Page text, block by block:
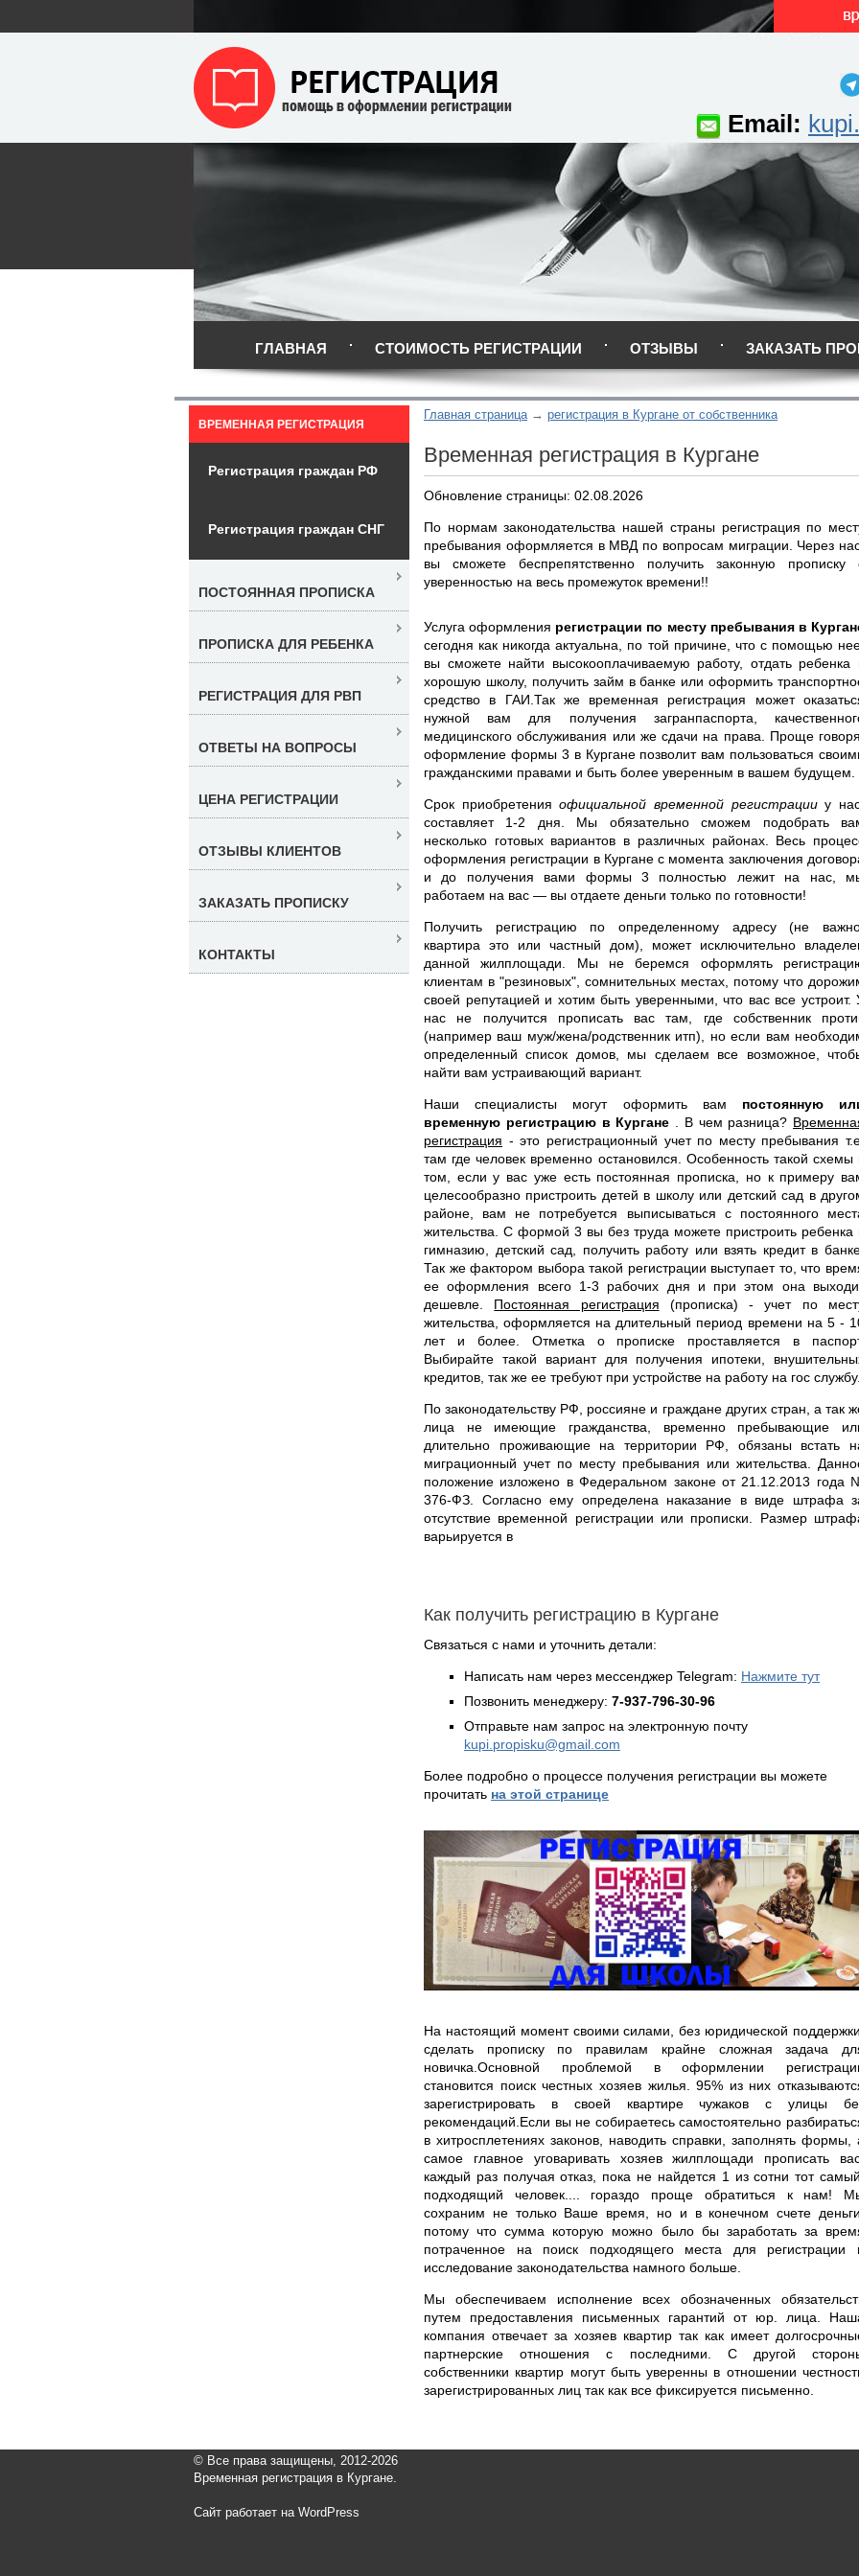
Email:
ГЛАВНАЯ СТОИМОСТЬ РЕГИСТРАЦИИ ОТЗЫВЫ ЗАКАЗАТЬ
Главная страница регистрация в Кургане от собственника
Временная регистрация в Кургане
Обновление страницы: 02.08.2026
По нормам законодательства нашей страны регистрация по
пребывания оформляется в МВД по вопросам миграции. Через
вы сможете беспрепятственно получить законную прописку
уверенностью на весь промежуток времени!!
Услуга оформления регистрации по месту пребывания в
сегодня как никогда актуальна, по той причине, что с помощью
вы сможете найти высокооплачиваемую работу, отдать ребенка
хорошую школу, получить займ в банке или оформить
средство в ГАИ.Так же временная регистрация может
нужной вам для получения загранпаспорта,
медицинского обслуживания или же сдачи на права. Проще говоря,
оформление формы 3 в Кургане позволит вам пользоваться
гражданскими правами и быть более уверенным в вашем будущем.
Срок приобретенияофициальной временной регистрацииу
составляет 1-2 дня. Мы обязательно сможем подобрать
несколько готовых вариантов в различных районах. Весь
оформления регистрации в Кургане с момента заключения
и до получения вами формы 3 полностью лежит на нас,
работаем на вас — вы отдаете деньги только по готовности!
Получить регистрацию по определенному адресу (не
квартира это или частный дом), может исключительно
данной жилплощади. Мы не беремся оформлять
клиентам в "резиновых", сомнительных местах, потому что
своей репутацией и хотим быть уверенными, что вас все устроит.
нас не получится прописать вас там, где собственник
(например ваш муж/жена/родственник итп), но если вам
определенный список домов, мы сделаем все возможное,
найти вам устраивающий вариант.
Наши специалисты могут оформить вам постоянную
временную регистрацию в Кургане
. В чем разница?
регистрация - это регистрационный учет по месту пребывания
там где человек временно остановился. Особенность такой схемы
том, если у вас уже есть постоянная прописка, но к примеру
целесообразно пристроить детей в школу или детский сад в
районе, вам не потребуется выписываться с постоянного
жительства. С формой 3 вы без труда можете пристроить ребенка
гимназию, детский сад, получить работу или взять кредит в
Так же фактором выбора такой регистрации выступает то, что
ее оформления всего 1-3 рабочих дня и при этом она
дешевле. Постоянная регистрация (прописка) - учет по
жительства, оформляется на длительный период времени на 5 -
лет и более. Отметка о прописке проставляется в
Выбирайте такой вариант для получения ипотеки,
кредитов, так же ее требуют при устройстве на работу на гос службу.
По законодательству РФ, россияне и граждане других стран, а так
лица не имеющие гражданства, временно пребывающие
длительно проживающие на территории РФ, обязаны встать
миграционный учет по месту пребывания или жительства.
положение изложено в Федеральном законе от 21.12.2013 года
376-ФЗ. Согласно ему определена наказание в виде штрафа
отсутствие временной регистрации или прописки. Размер
варьируется в
Как получить регистрацию в Кургане
Связаться с нами и уточнить детали:
Написать нам через мессенджер Telegram: Нажмите тут
Позвонить менеджеру: 7-937-796-30-96
Отправьте нам запрос на электронную почту
kupi.propisku@gmail.com
Более подробно о процессе получения регистрации вы можете
прочитать на этой странице
На настоящий момент своими силами, без юридической поддержки,
сделать прописку по правилам крайне сложная задача
новичка.Основной проблемой в оформлении
становится поиск честных хозяев жилья. 95% из них
зарегистрировать в своей квартире чужаков с улицы
рекомендаций.Если вы не собираетесь самостоятельно
в хитросплетениях законов, наводить справки, заполнять формы,
самое главное уговаривать хозяев жилплощади прописать
каждый раз получая отказ, пока не найдется 1 из сотни тот самый,
подходящий человек.... гораздо проще обратиться к нам!
сохраним не только Ваше время, но и в конечном счете деньги,
потому что сумма которую можно было бы заработать за
потраченное на поиск подходящего места для регистрации
исследование законодательства намного больше.
Мы обеспечиваем исполнение всех обозначенных
путем предоставления письменных гарантий от юр. лица.
компания отвечает за хозяев квартир так как имеет
партнерские отношения с последними. С другой
собственники квартир могут быть уверенны в отношении
зарегистрированных лиц так как все фиксируется письменно.
ВРЕМЕННАЯ РЕГИСТРАЦИЯ
Регистрация граждан РФ
Регистрация граждан СНГ
ПОСТОЯННАЯ ПРОПИСКА
ПРОПИСКА ДЛЯ РЕБЕНКА
РЕГИСТРАЦИЯ ДЛЯ РВП
ОТВЕТЫ НА ВОПРОСЫ
ЦЕНА РЕГИСТРАЦИИ
ОТЗЫВЫ КЛИЕНТОВ
ЗАКАЗАТЬ ПРОПИСКУ
КОНТАКТЫ
© Все права защищены, 2012-2026
Временная регистрация в Кургане.
Сайт работает на WordPress